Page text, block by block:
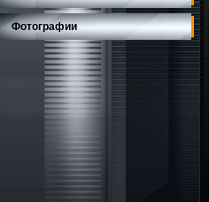
Фотографии